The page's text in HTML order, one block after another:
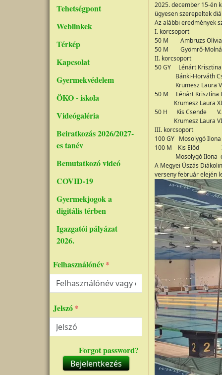
Tehetségpont
Weblinkek
Térkép
Kapcsolat
Gyermekvédelem
ÖKO - iskola
Videógaléria
Beiratkozás 2026/2027-
es tanév
Bemutatkozó videó
COVID-19
Gyermekjogok a
digitális térben
Igazgatói pályázat
2026.
Felhasználónév
Jelszó
Forgot password?
Bejelentkezés
2025. december 15-én
ügyesen szerepeltek
Az alábbi eredmények
I. korcsoport
50 M Ambruzs Olívia
50 M Gyömrő-
II. korcsoport
50 GY Lénárt
Bánki-Horváth
Krumesz Laura
50 M Lénárt Krisztina
Krumesz Laura
50 H Kis Csende V.
Krumesz Laura
III. korcsoport
100 GY Mosolygó
100 M Kis Előd I.
Mosolygó Ilona
A Megyei Úszás
verseny február elején